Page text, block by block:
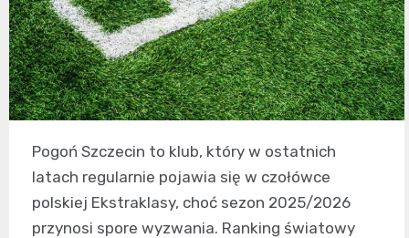
Pogoń Szczecin to klub, który w ostatnich
latach regularnie pojawia się w czołówce
polskiej Ekstraklasy, choć sezon 2025/2026
przynosi spore wyzwania. Ranking światowy